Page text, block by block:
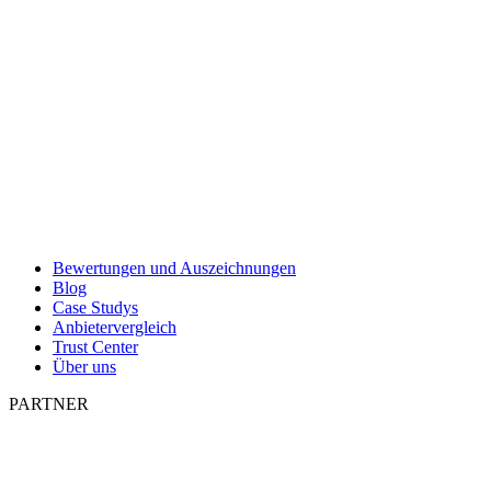
Bewertungen und Auszeichnungen
Blog
Case Studys
Anbietervergleich
Trust Center
Über uns
PARTNER